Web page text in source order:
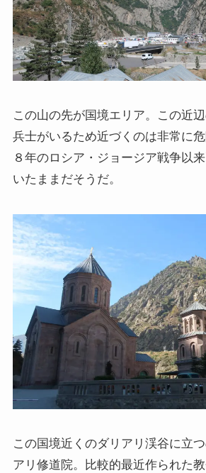
この山の先が国境エリア。この近
兵士がいるため近づくのは非常に
８年のロシア・ジョージア戦争以
いたままだそうだ。
この国境近くのダリアリ渓谷に立
アリ修道院。比較的最近作られた